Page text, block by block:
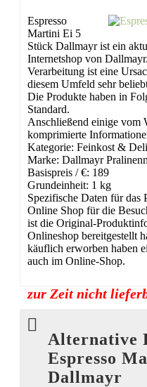
Espresso
Martini Ei 5
Stück Dallmayr ist ein
Internetshop von
Verarbeitung ist eine
diesem Umfeld sehr
Die Produkte haben in
Standard.
Anschließend einige vom
komprimierte
Kategorie: Feinkost &
Marke: Dallmayr
Basispreis / €: 189
Grundeinheit: 1 kg
Spezifische Daten für das
Online Shop für die
ist die Original-
Onlineshop bereitgestellt
käuflich erworben haben
auch im Online-Shop.
zur Zeit nicht
Alternative
Espresso
Dallmayr